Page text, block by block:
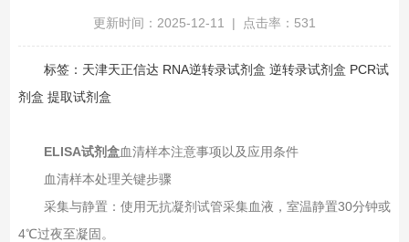
更新时间：2025-12-11 | 点击率：531
标签：天津天正信达 RNA逆转录试剂盒 逆转录试剂盒 PCR试
剂盒 提取试剂盒
ELISA试剂盒血清样本注意事项以及应用条件
血清样本处理关键步骤
采集与静置‌：使用无抗凝剂试管采集血液，室温静置30分钟或
4℃过夜至凝固‌。